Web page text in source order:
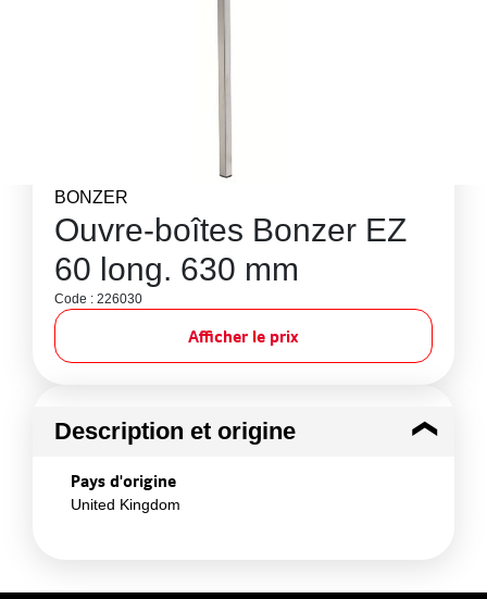
BONZER
Ouvre-boîtes Bonzer EZ
60 long. 630 mm
Code : 226030
Afficher le prix
Description et origine
Pays d'origine
United Kingdom